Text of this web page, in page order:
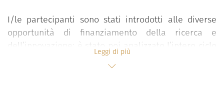
I/le partecipanti sono stati introdotti alle diverse
opportunità di finanziamento della ricerca e
dell’innovazione; è stato poi analizzato l’intero ciclo
di vita del progetto, approfondendo in particolare la
fase di pianificazione e strutturazione della
Leggi di più